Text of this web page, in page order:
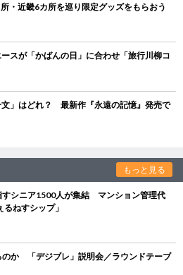
・近畿6カ所を巡り限定グッズをもらおう
スが「かばんの日」に合わせ「旅行川柳コ
」はどれ？ 最新作『永遠の記憶』発売で
もっと見る
すシニア1500人が集結 マンション管理代
ねすシップ」
か 「デジブレ」説明会／ラウンドテーブ